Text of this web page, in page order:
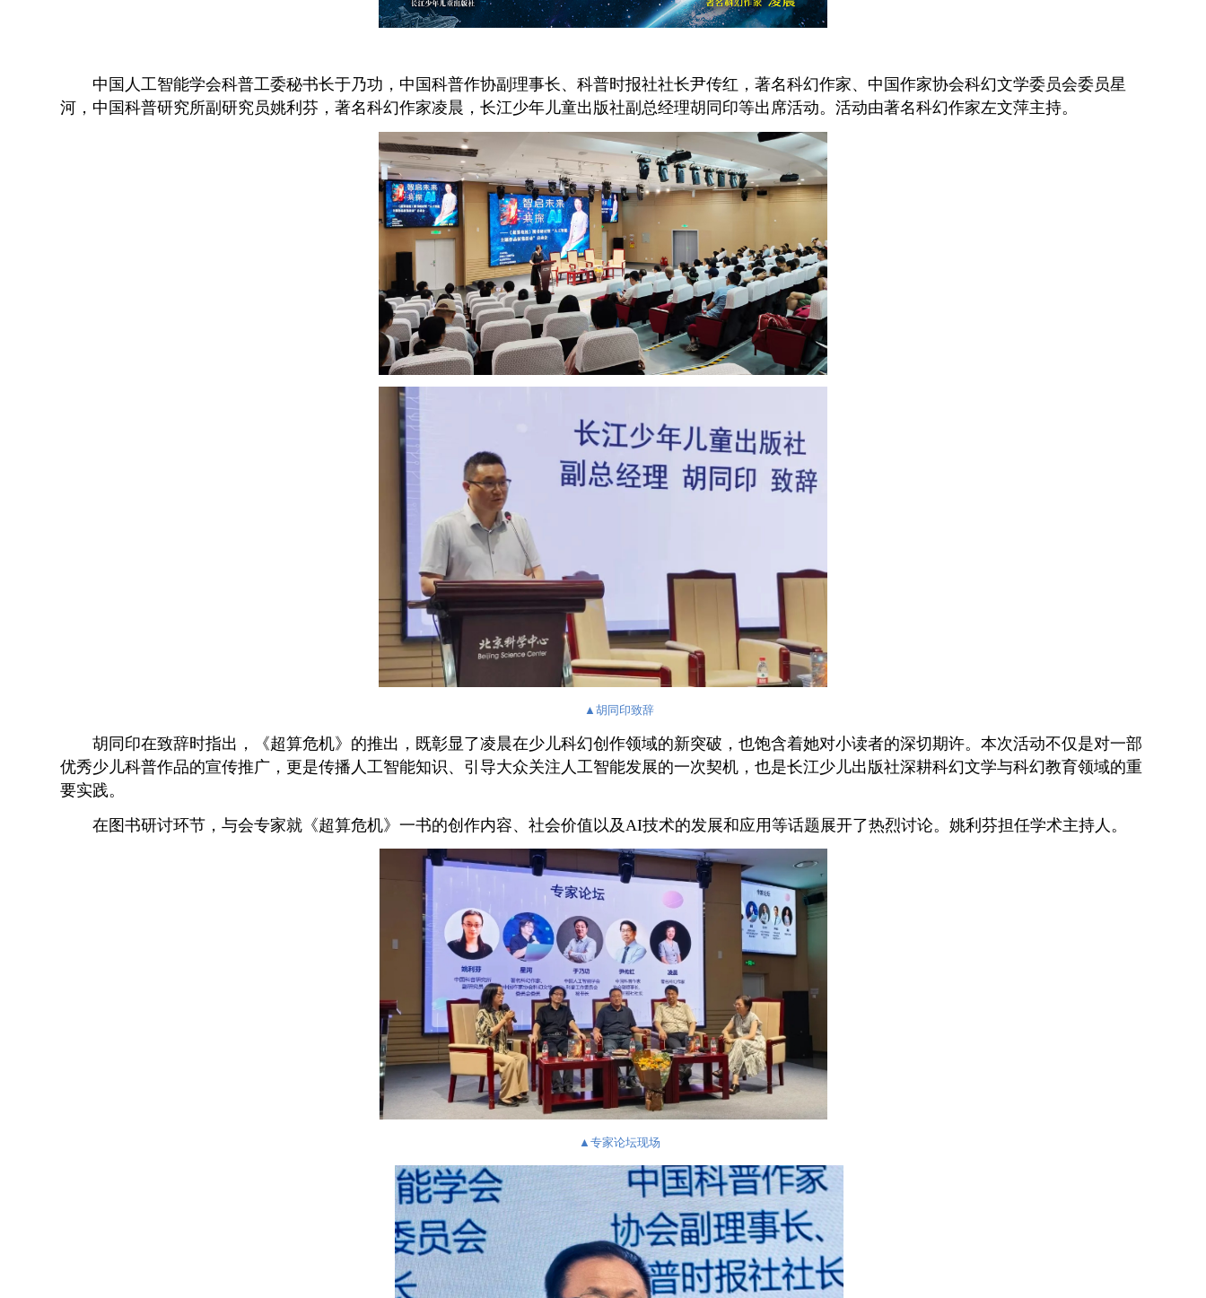
中国人工智能学会科普工委秘书长于乃功，中国科普作协副理事长、科普时报社社长尹传红，著名科幻作家、中国作家协会科幻文学委员会委员星
河，中国科普研究所副研究员姚利芬，著名科幻作家凌晨，长江少年儿童出版社副总经理胡同印等出席活动。活动由著名科幻作家左文萍主持。
▲ 胡同印致辞
胡同印在致辞时指出，《超算危机》的推出，既彰显了凌晨在少儿科幻创作领域的新突破，也饱含着她对小读者的深切期许。本次活动不仅是对一部
优秀少儿科普作品的宣传推广，更是传播人工智能知识、引导大众关注人工智能发展的一次契机，也是长江少儿出版社深耕科幻文学与科幻教育领域的重
要实践。
在图书研讨环节，与会专家就《超算危机》一书的创作内容、社会价值以及AI技术的发展和应用等话题展开了热烈讨论。姚利芬担任学术主持人。
▲ 专家论坛现场